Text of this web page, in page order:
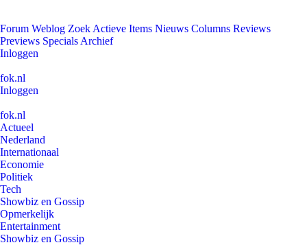
Forum Weblog Zoek Actieve Items Nieuws Columns Reviews
Previews Specials Archief
Inloggen
fok.nl
Inloggen
fok.nl
Actueel
Nederland
Internationaal
Economie
Politiek
Tech
Showbiz en Gossip
Opmerkelijk
Entertainment
Showbiz en Gossip